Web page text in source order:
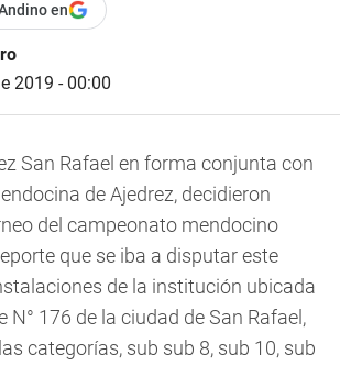
en
2019 - 00:00
San Rafael en forma conjunta con
de Ajedrez, decidieron
del campeonato mendocino
que se iba a disputar este
de la institución ubicada
N° 176 de la ciudad de San Rafael,
categorías, sub sub 8, sub 10, sub